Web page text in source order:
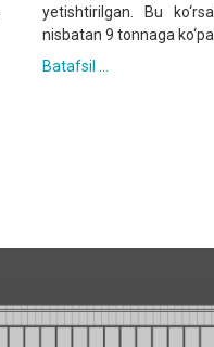
yetishtirilgan. Bu
nisbatan 9 tonnaga
Batafsil ...